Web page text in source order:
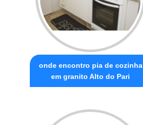
onde encontro pia de cozinha
em granito Alto do Pari